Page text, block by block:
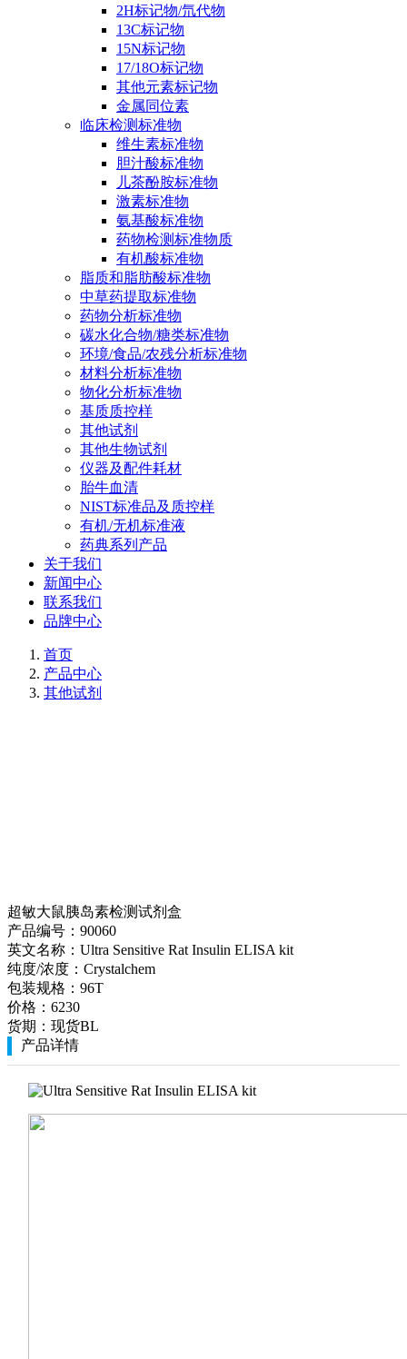
2H标记物/氘代物
13C标记物
15N标记物
17/18O标记物
其他元素标记物
金属同位素
临床检测标准物
维生素标准物
胆汁酸标准物
儿茶酚胺标准物
激素标准物
氨基酸标准物
药物检测标准物质
有机酸标准物
脂质和脂肪酸标准物
中草药提取标准物
药物分析标准物
碳水化合物/糖类标准物
环境/食品/农残分析标准物
材料分析标准物
物化分析标准物
基质质控样
其他试剂
其他生物试剂
仪器及配件耗材
胎牛血清
NIST标准品及质控样
有机/无机标准液
药典系列产品
关于我们
新闻中心
联系我们
品牌中心
首页
产品中心
其他试剂
超敏大鼠胰岛素检测试剂盒
产品编号： 90060
英文名称： Ultra Sensitive Rat Insulin ELISA kit
纯度/浓度： Crystalchem
包装规格： 96T
价格： 6230
货期： 现货BL
产品详情